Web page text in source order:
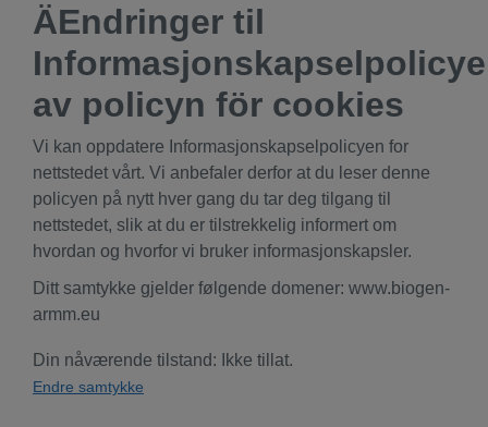
ÄEndringer til
av policyn för cookies
Vi kan oppdatere Informasjonskapselpolicyen for
nettstedet vårt. Vi anbefaler derfor at du leser denne
policyen på nytt hver gang du tar deg tilgang til
nettstedet, slik at du er tilstrekkelig informert om
hvordan og hvorfor vi bruker informasjonskapsler.
Ditt samtykke gjelder følgende domener: www.biogen-
armm.eu
Din nåværende tilstand: Ikke tillat.
Endre samtykke